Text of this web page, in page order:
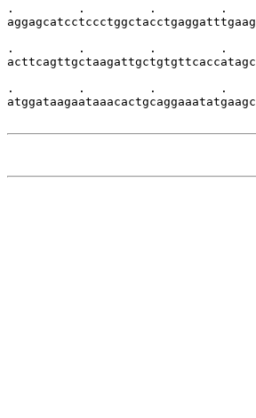
.         .         .         .
.         .         .         .
.         .         .         .